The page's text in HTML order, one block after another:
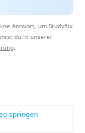
Antwort, um Studyflix
du in unserer
.
springen